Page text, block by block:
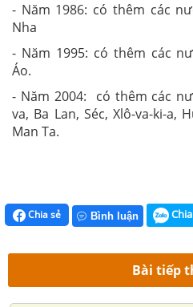
- Năm 1986: có thêm các
Nha
- Năm 1995: có thêm các
Áo.
- Năm 2004: có thêm các
va, Ba Lan, Séc, Xlô-va-ki-a,
Man Ta.
Chia sẻ Bình luận
Bài tiếp